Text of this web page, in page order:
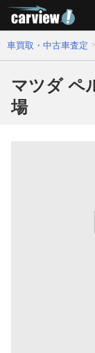
車買取・中古車査定
マツダ ペ
場